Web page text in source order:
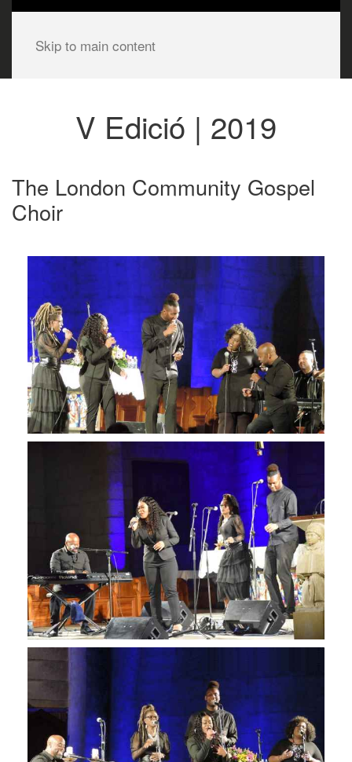
Skip to main content
V Edició | 2019
The London Community Gospel
Choir